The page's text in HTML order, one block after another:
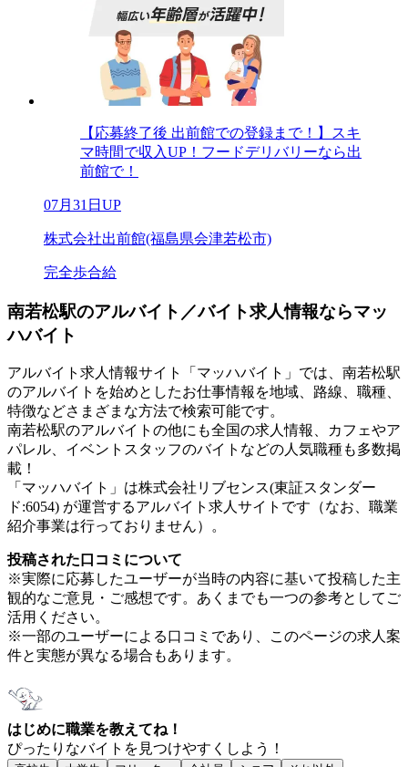
【応募終了後 出前館での登録まで！】スキ
マ時間で収入UP！フードデリバリーなら出
前館で！
07月31日UP
株式会社出前館(福島県会津若松市)
完全歩合給
南若松駅のアルバイト／バイト求人情報ならマッ
ハバイト
アルバイト求人情報サイト「マッハバイト」では、南若松駅
のアルバイトを始めとしたお仕事情報を地域、路線、職種、
特徴などさまざまな方法で検索可能です。
南若松駅のアルバイトの他にも全国の求人情報、カフェやア
パレル、イベントスタッフのバイトなどの人気職種も多数掲
載！
「マッハバイト」は株式会社リブセンス(東証スタンダー
ド:6054) が運営するアルバイト求人サイトです（なお、職業
紹介事業は行っておりません）。
投稿された口コミについて
※実際に応募したユーザーが当時の内容に基いて投稿した主
観的なご意見・ご感想です。あくまでも一つの参考としてご
活用ください。
※一部のユーザーによる口コミであり、このページの求人案
件と実態が異なる場合もあります。
はじめに職業を教えてね！
ぴったりなバイトを見つけやすくしよう！